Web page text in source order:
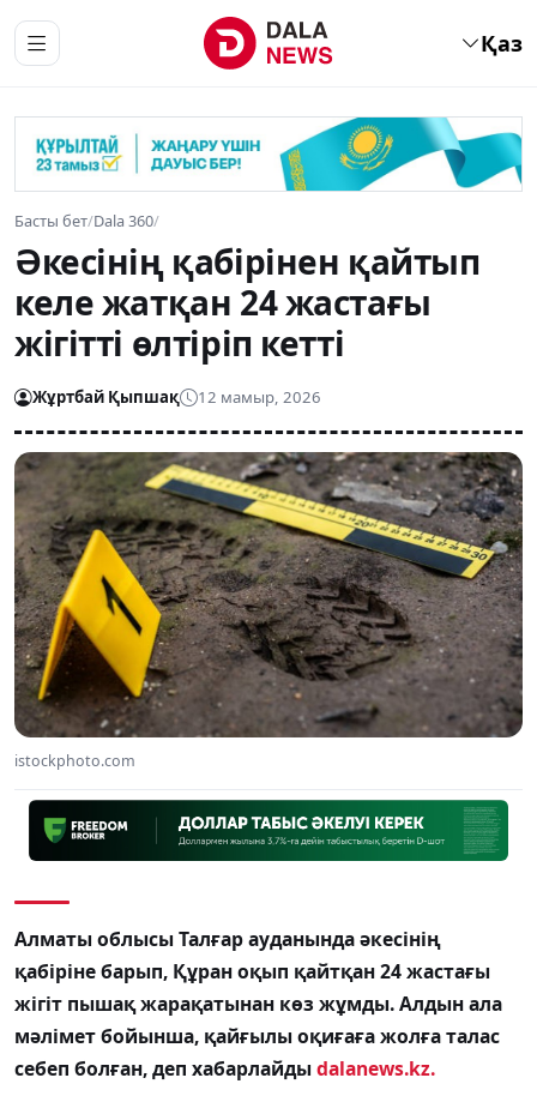
Қаз
Басты бет/Dala 360/
Әкесінің қабірінен қайтып
келе жатқан 24 жастағы
жігітті өлтіріп кетті
Жұртбай Қыпшақ 12 мамыр, 2026
istockphoto.com
Алматы облысы Талғар ауданында әкесінің
қабіріне барып, Құран оқып қайтқан 24 жастағы
жігіт пышақ жарақатынан көз жұмды. Алдын ала
мәлімет бойынша, қайғылы оқиғаға жолға талас
себеп болған, деп хабарлайды dalanews.kz.